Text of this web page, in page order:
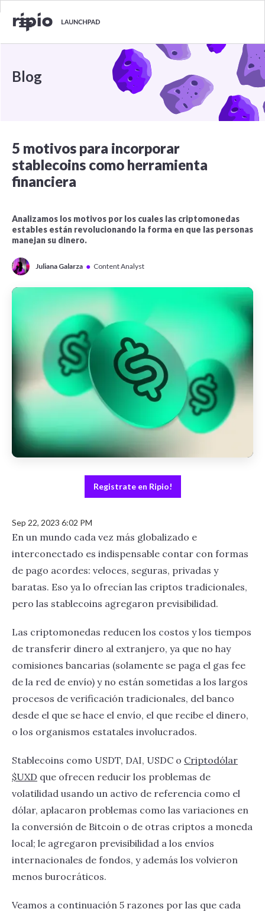
Blog
5 motivos para incorporar
stablecoins como herramienta
financiera
Analizamos los motivos por los cuales las criptomonedas
estables están revolucionando la forma en que las personas
manejan su dinero.
Juliana Galarza ● Content Analyst
Registrate en Ripio!
Sep 22, 2023 6:02 PM
En un mundo cada vez más globalizado e
interconectado es indispensable contar con formas
de pago acordes: veloces, seguras, privadas y
baratas. Eso ya lo ofrecían las criptos tradicionales,
pero las stablecoins agregaron previsibilidad.
Las criptomonedas reducen los costos y los tiempos
de transferir dinero al extranjero, ya que no hay
comisiones bancarias (solamente se paga el gas fee
de la red de envío) y no están sometidas a los largos
procesos de verificación tradicionales, del banco
desde el que se hace el envío, el que recibe el dinero,
o los organismos estatales involucrados.
Stablecoins como USDT, DAI, USDC o Criptodólar
$UXD que ofrecen reducir los problemas de
volatilidad usando un activo de referencia como el
dólar, aplacaron problemas como las variaciones en
la conversión de Bitcoin o de otras criptos a moneda
local; le agregaron previsibilidad a los envíos
internacionales de fondos, y además los volvieron
menos burocráticos.
Veamos a continuación 5 razones por las que cada